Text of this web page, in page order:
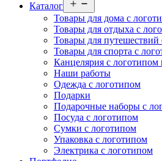
Каталог
меню
Товары для дома с
Товары для отдыха с
Товары для путешествий
Товары для спорта с
Канцелярия с логотипом
Наши работы
Одежда с логотипом
Подарки
Подарочные наборы с
Посуда с логотипом
Сумки с логотипом
Упаковка с логотипом
Электрика с логотипом